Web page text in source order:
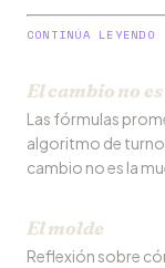
CONTINÚA LEYENDO
El cambio no
Las fórmulas
algoritmo de
cambio no es la
El molde
Reflexión sobre